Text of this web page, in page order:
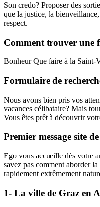
Son credo? Proposer des
que la justice, la
respect.
Comment trouver une
Bonheur Que faire à la Saint-
Formulaire de
Nous avons bien pris vos
vacances célibataire? Mais
Vous êtes prêt à découvrir
Premier message site
Ego vous accueille dès votre
savez pas comment aborder
rapidement extrêmement
1- La ville de Graz